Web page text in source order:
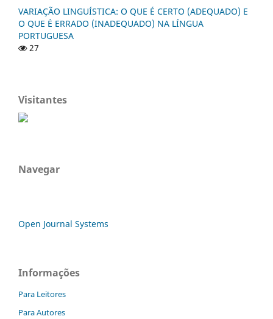
VARIAÇÃO LINGUÍSTICA: O QUE É CERTO (ADEQUADO) E
O QUE É ERRADO (INADEQUADO) NA LÍNGUA
PORTUGUESA
27
Visitantes
Navegar
Open Journal Systems
Informações
Para Leitores
Para Autores